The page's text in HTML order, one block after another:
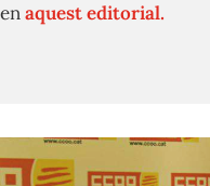
aquest editorial.